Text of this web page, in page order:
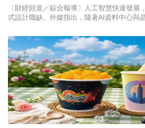
〔財經頻道／綜合報導〕人工智慧快速發展
式設計職缺。外媒指出，隨著AI資料中心與
以目前職缺成長最快的3個